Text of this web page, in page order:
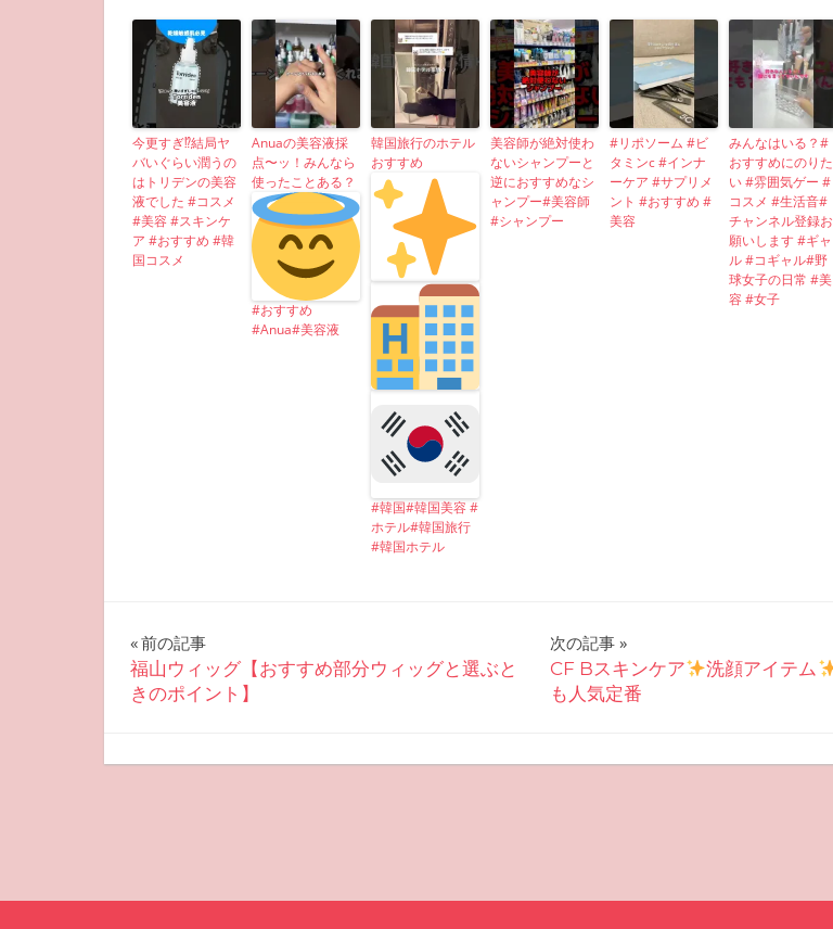
今更すぎ⁉︎結局ヤ
バいぐらい潤うの
はトリデンの美容
液でした #コスメ
#美容 #スキンケ
ア #おすすめ #韓
国コスメ
Anuaの美容液採
点〜ッ！みんなら
使ったことある？
#おすすめ
#Anua#美容液
韓国旅行のホテル
おすすめ
#韓国#韓国美容 #
ホテル#韓国旅行
#韓国ホテル
美容師が絶対使わ
ないシャンプーと
逆におすすめなシ
ャンプー#美容師
#シャンプー
#リポソーム #ビ
タミンc #インナ
ーケア #サプリメ
ント #おすすめ #
美容
みんなはいる？#
おすすめにのりた
い #雰囲気ゲー #
コスメ #生活音#
チャンネル登録お
願いします #ギャ
ル #コギャル#野
球女子の日常 #美
容 #女子
投
稿
ビ
シ
前の記事
福山ウィッグ【おすすめ部分ウィッグと選ぶと
きのポイント】
次の記事
CF Bスキンケア
洗顔アイテム
も人気定番
2022-09-16
miyu
おすすめ美容